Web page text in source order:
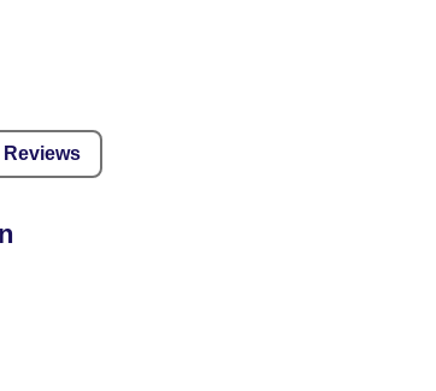
Reviews